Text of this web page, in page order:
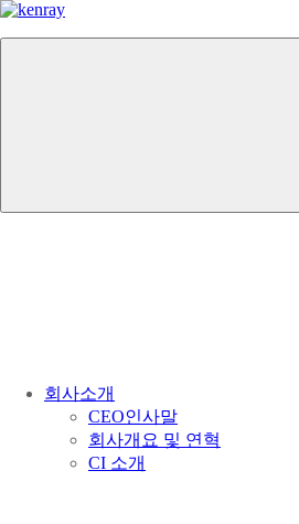
회사소개
CEO인사말
회사개요 및 연혁
CI 소개